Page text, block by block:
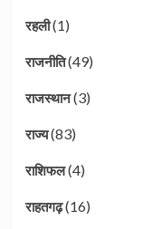
रहली(1)
राजनीति(49)
राजस्थान(3)
राज्य(83)
राशिफल(4)
राहतगढ़(16)